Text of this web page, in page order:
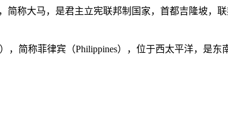
称大马，是君主立宪联邦制国家，首都吉隆坡，
，简称菲律宾（Philippines），位于西太平洋，是